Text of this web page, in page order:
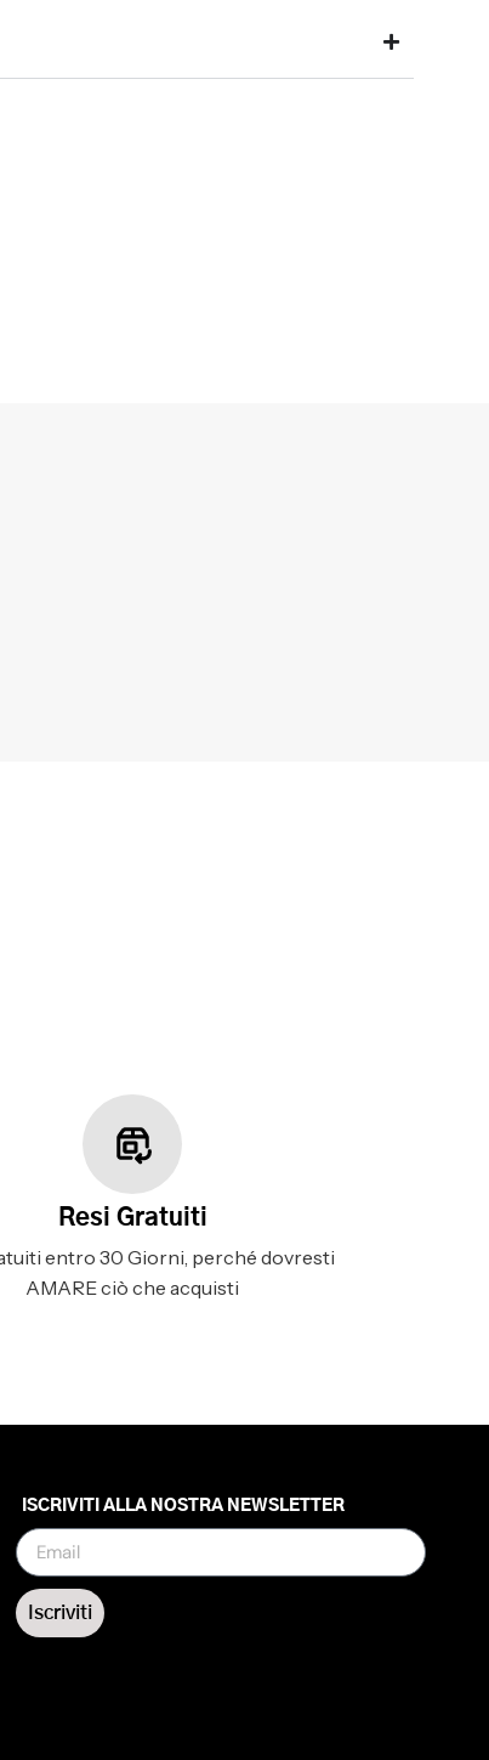
Resi Gratuiti
entro 30 Giorni, perché dovresti
AMARE ciò che acquisti
ISCRIVITI ALLA NOSTRA NEWSLETTER
Iscriviti